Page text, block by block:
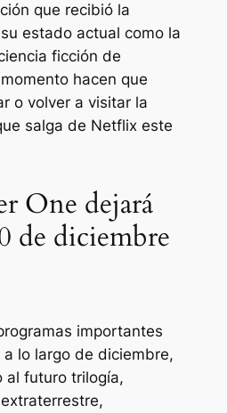
que recibió la
estado actual como la
ficción de
hacen que
o volver a visitar la
salga de Netflix este
One dejará
de diciembre
importantes
lo largo de diciembre,
al futurotrilogía,
extraterrestre,